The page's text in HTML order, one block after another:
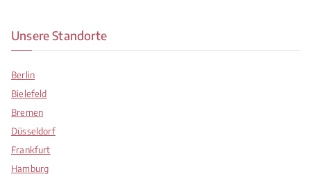
Unsere Standorte
Berlin
Bielefeld
Bremen
Düsseldorf
Frankfurt
Hamburg